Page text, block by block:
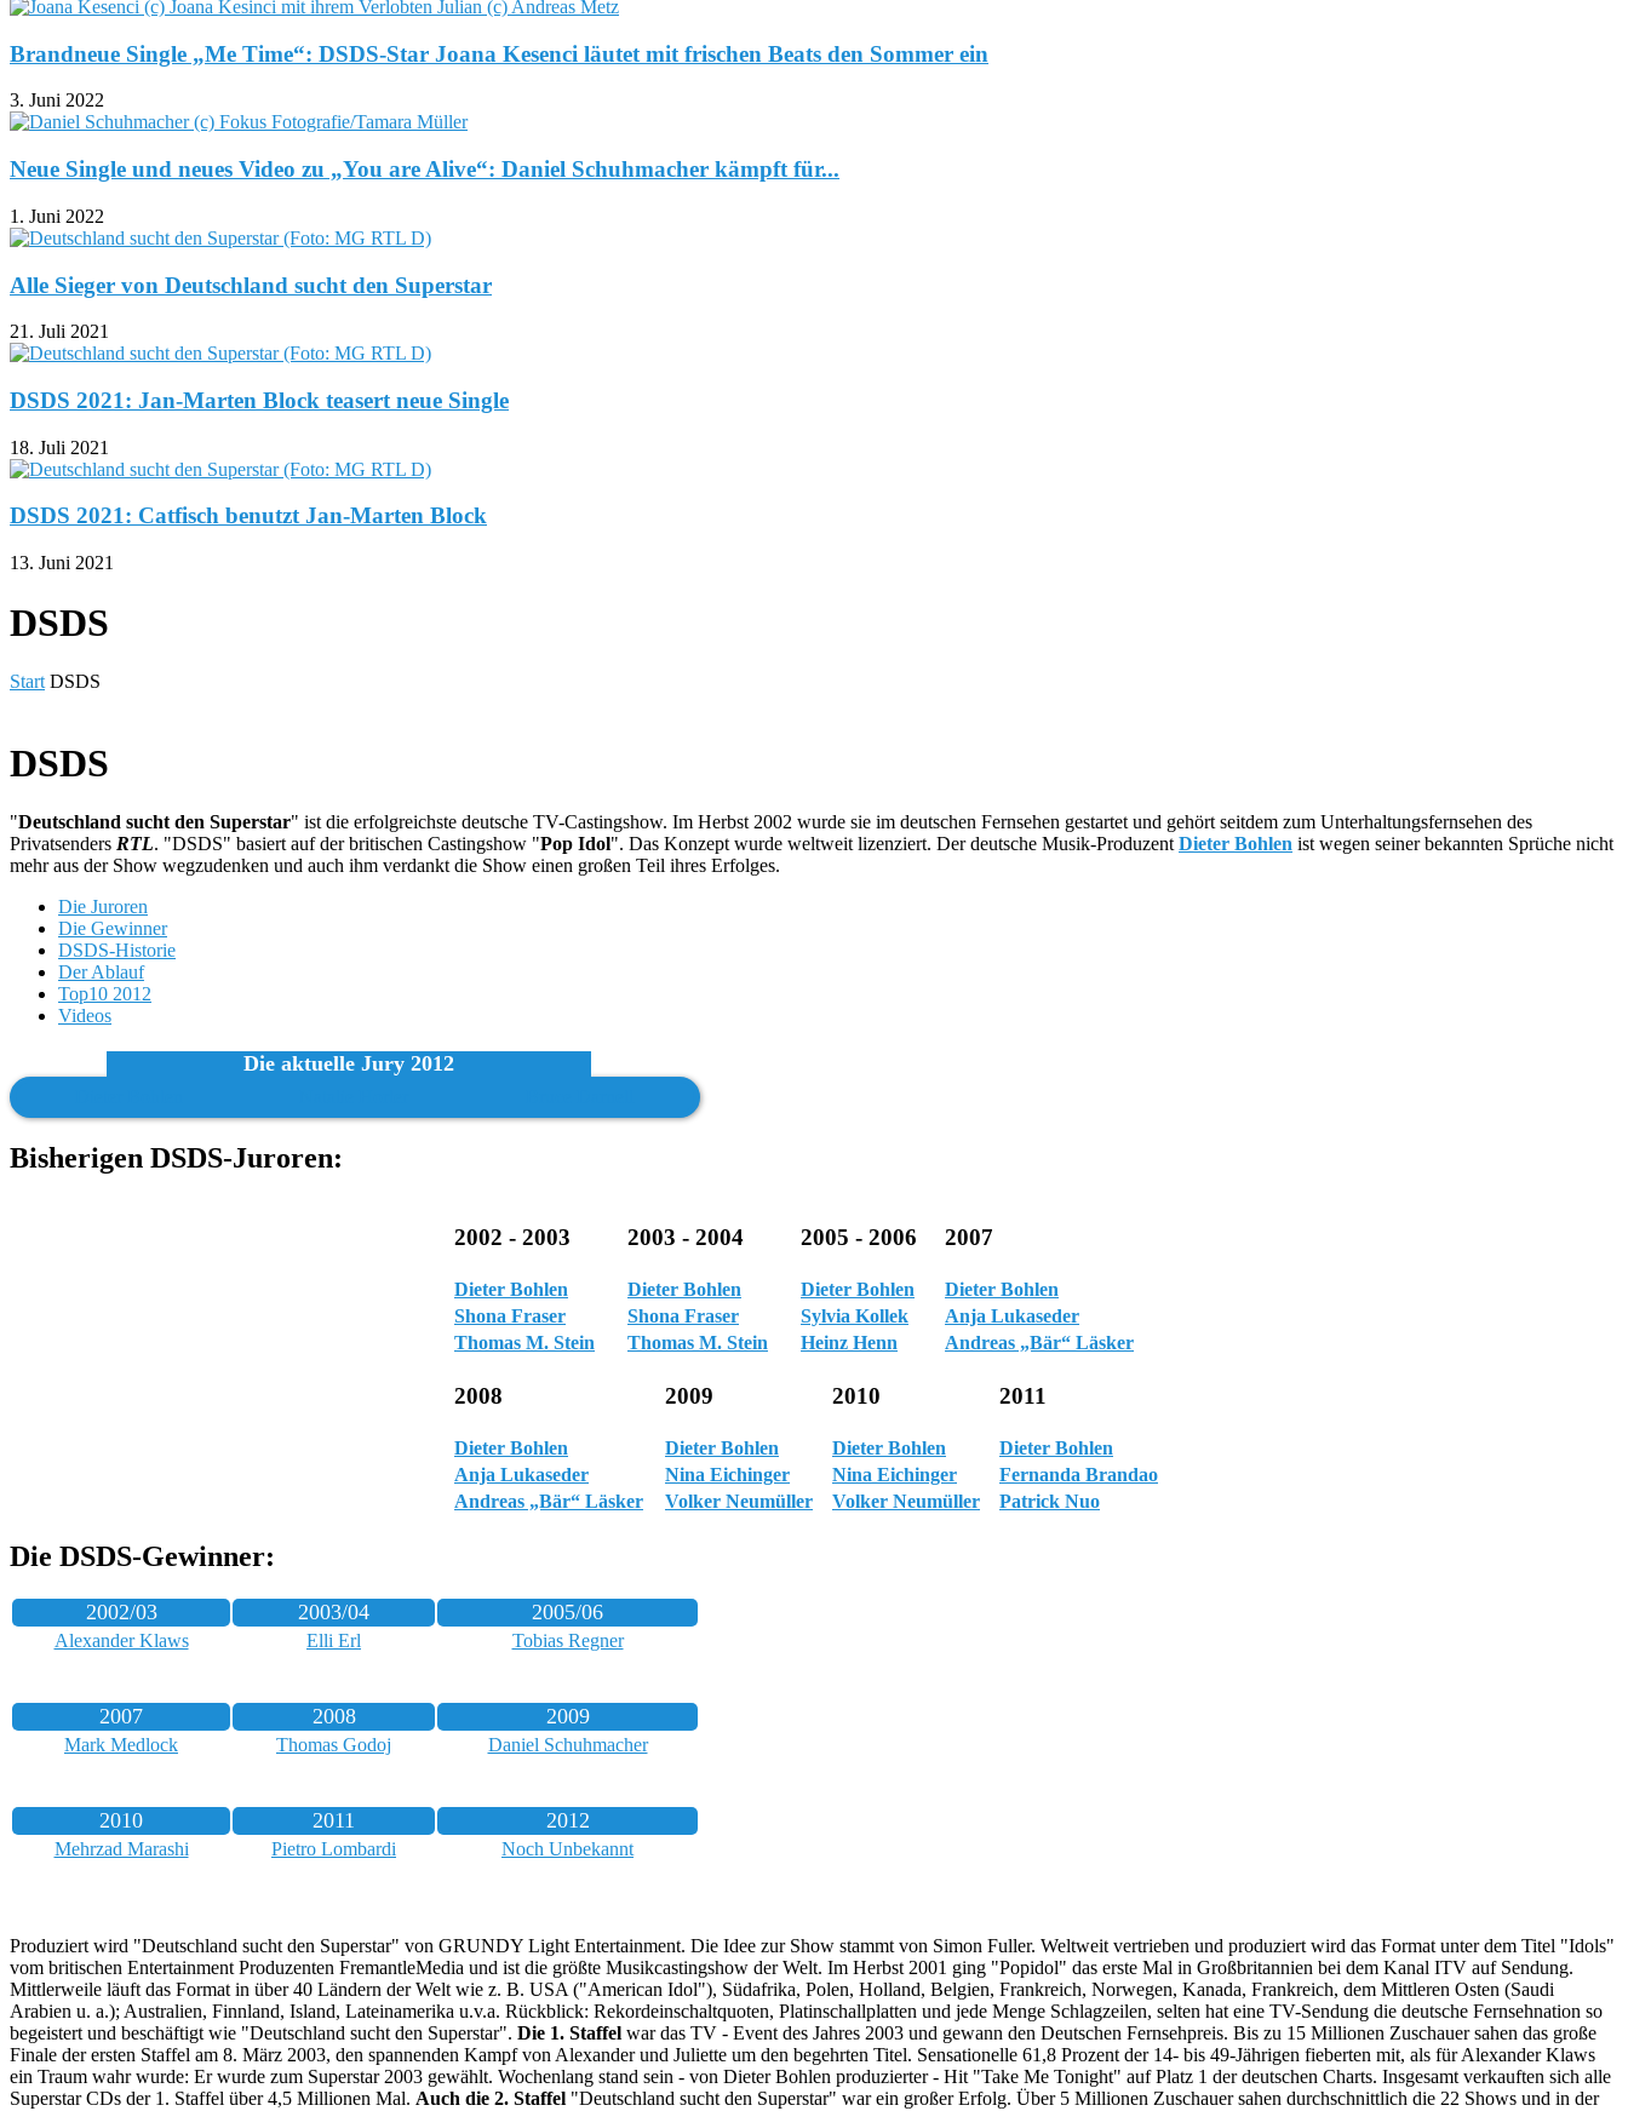
Brandneue Single „Me Time“: DSDS-Star Joana Kesenci läutet mit frischen Beats den Sommer ein
3. Juni 2022
Neue Single und neues Video zu „You are Alive“: Daniel Schuhmacher kämpft für...
1. Juni 2022
Alle Sieger von Deutschland sucht den Superstar
21. Juli 2021
DSDS 2021: Jan-Marten Block teasert neue Single
18. Juli 2021
DSDS 2021: Catfisch benutzt Jan-Marten Block
13. Juni 2021
DSDS
Start DSDS
DSDS
"Deutschland sucht den Superstar" ist die erfolgreichste deutsche TV-Castingshow. Im Herbst 2002 wurde sie im deutschen Fernsehen gestartet und gehört seitdem zum Unterhaltungsfernsehen des
Privatsenders RTL. "DSDS" basiert auf der britischen Castingshow "Pop Idol". Das Konzept wurde weltweit lizenziert. Der deutsche Musik-Produzent Dieter Bohlen ist wegen seiner bekannten Sprüche nicht
mehr aus der Show wegzudenken und auch ihm verdankt die Show einen großen Teil ihres Erfolges.
Die Juroren
Die Gewinner
DSDS-Historie
Der Ablauf
Top10 2012
Videos
Die aktuelle Jury 2012
Bisherigen DSDS-Juroren:
2002 - 2003 2003 - 2004 2005 - 2006 2007
Dieter Bohlen Dieter Bohlen Dieter Bohlen
Dieter Bohlen
Shona Fraser
Shona Fraser Sylvia Kollek
Anja Lukaseder
Thomas M. Stein
Thomas M. Stein Heinz Henn Andreas „Bär“ Läsker
2008 2009 2010 2011
Dieter Bohlen Dieter Bohlen Dieter Bohlen
Dieter Bohlen
Anja Lukaseder
Nina Eichinger Nina Eichinger
Fernanda Brandao
Andreas „Bär“ Läsker
Volker Neumüller Volker Neumüller Patrick Nuo
Die DSDS-Gewinner:
2002/03 2003/04 2005/06
Alexander Klaws Elli Erl Tobias Regner
2007 2008 2009
Mark Medlock Thomas Godoj Daniel Schuhmacher
2010 2011 2012
Mehrzad Marashi Pietro Lombardi Noch Unbekannt
Produziert wird "Deutschland sucht den Superstar" von GRUNDY Light Entertainment. Die Idee zur Show stammt von Simon Fuller. Weltweit vertrieben und produziert wird das Format unter dem Titel "Idols"
vom britischen Entertainment Produzenten FremantleMedia und ist die größte Musikcastingshow der Welt. Im Herbst 2001 ging "Popidol" das erste Mal in Großbritannien bei dem Kanal ITV auf Sendung.
Mittlerweile läuft das Format in über 40 Ländern der Welt wie z. B. USA ("American Idol"), Südafrika, Polen, Holland, Belgien, Frankreich, Norwegen, Kanada, Frankreich, dem Mittleren Osten (Saudi
Arabien u. a.); Australien, Finnland, Island, Lateinamerika u.v.a. Rückblick: Rekordeinschaltquoten, Platinschallplatten und jede Menge Schlagzeilen, selten hat eine TV-Sendung die deutsche Fernsehnation so
begeistert und beschäftigt wie "Deutschland sucht den Superstar". Die 1. Staffel war das TV - Event des Jahres 2003 und gewann den Deutschen Fernsehpreis. Bis zu 15 Millionen Zuschauer sahen das große
Finale der ersten Staffel am 8. März 2003, den spannenden Kampf von Alexander und Juliette um den begehrten Titel. Sensationelle 61,8 Prozent der 14- bis 49-Jährigen fieberten mit, als für Alexander Klaws
ein Traum wahr wurde: Er wurde zum Superstar 2003 gewählt. Wochenlang stand sein - von Dieter Bohlen produzierter - Hit "Take Me Tonight" auf Platz 1 der deutschen Charts. Insgesamt verkauften sich alle
Superstar CDs der 1. Staffel über 4,5 Millionen Mal. Auch die 2. Staffel "Deutschland sucht den Superstar" war ein großer Erfolg. Über 5 Millionen Zuschauer sahen durchschnittlich die 22 Shows und in der